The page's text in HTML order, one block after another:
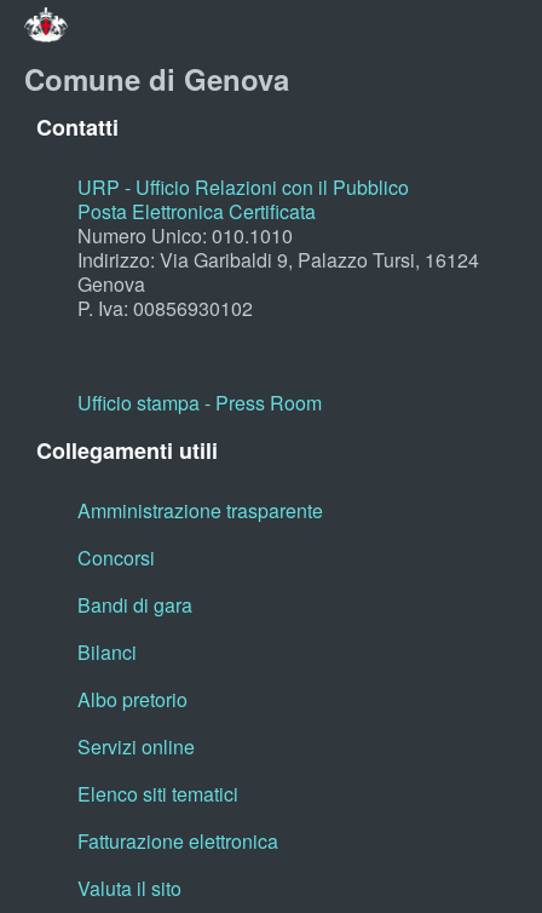
Comune di Genova
Contatti
URP - Ufficio Relazioni con il Pubblico
Posta Elettronica Certificata
Numero Unico: 010.1010
Indirizzo: Via Garibaldi 9, Palazzo Tursi, 16124
Genova
P. Iva: 00856930102
Ufficio stampa - Press Room
Collegamenti utili
Amministrazione trasparente
Concorsi
Bandi di gara
Bilanci
Albo pretorio
Servizi online
Elenco siti tematici
Fatturazione elettronica
Valuta il sito